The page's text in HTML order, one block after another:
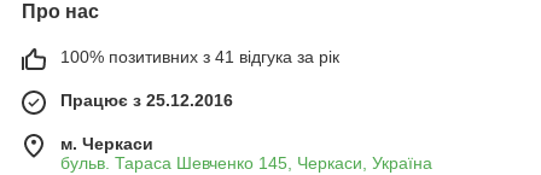
Про нас
100% позитивних з 41 відгука за рік
Працює з 25.12.2016
м. Черкаси
бульв. Тараса Шевченко 145, Черкаси, Україна